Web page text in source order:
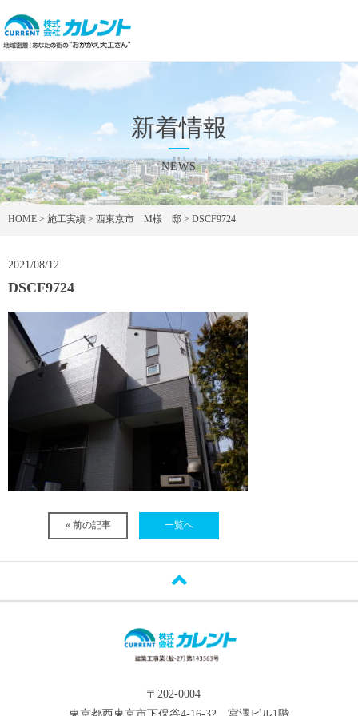
新着情報
NEWS
HOME > 施工実績 > 西東京市 M様 邸 > DSCF9724
2021/08/12
DSCF9724
« 前の記事 一覧へ
〒202-0004